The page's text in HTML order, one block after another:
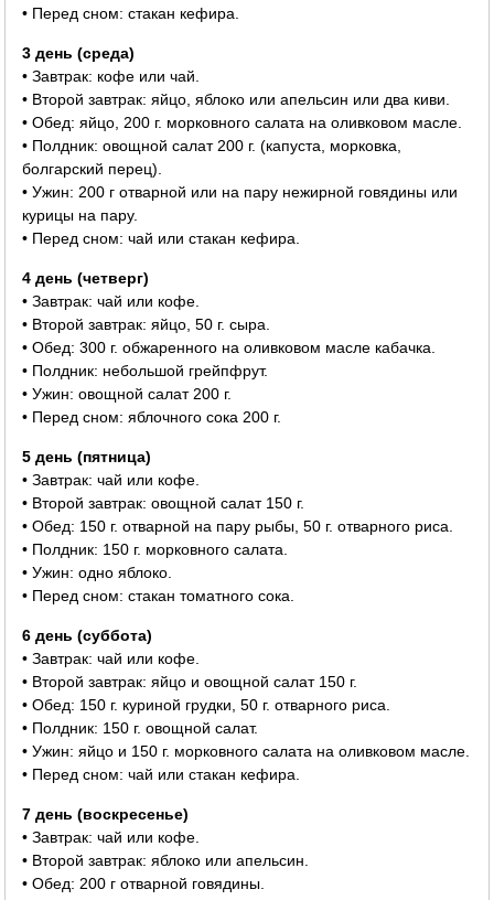
• Перед сном: стакан кефира.
3 день (среда)
• Завтрак: кофе или чай.
• Второй завтрак: яйцо, яблоко или апельсин или два киви.
• Обед: яйцо, 200 г. морковного салата на оливковом масле.
• Полдник: овощной салат 200 г. (капуста, морковка,
болгарский перец).
• Ужин: 200 г отварной или на пару нежирной говядины или
курицы на пару.
• Перед сном: чай или стакан кефира.
4 день (четверг)
• Завтрак: чай или кофе.
• Второй завтрак: яйцо, 50 г. сыра.
• Обед: 300 г. обжаренного на оливковом масле кабачка.
• Полдник: небольшой грейпфрут.
• Ужин: овощной салат 200 г.
• Перед сном: яблочного сока 200 г.
5 день (пятница)
• Завтрак: чай или кофе.
• Второй завтрак: овощной салат 150 г.
• Обед: 150 г. отварной на пару рыбы, 50 г. отварного риса.
• Полдник: 150 г. морковного салата.
• Ужин: одно яблоко.
• Перед сном: стакан томатного сока.
6 день (суббота)
• Завтрак: чай или кофе.
• Второй завтрак: яйцо и овощной салат 150 г.
• Обед: 150 г. куриной грудки, 50 г. отварного риса.
• Полдник: 150 г. овощной салат.
• Ужин: яйцо и 150 г. морковного салата на оливковом масле.
• Перед сном: чай или стакан кефира.
7 день (воскресенье)
• Завтрак: чай или кофе.
• Второй завтрак: яблоко или апельсин.
• Обед: 200 г отварной говядины.